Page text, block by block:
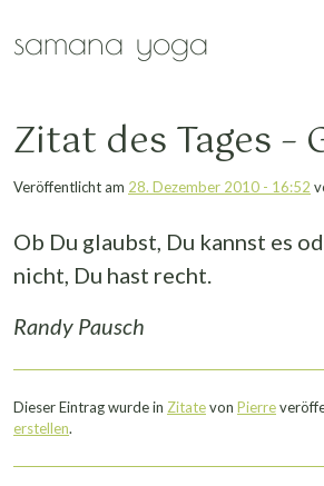
samana yoga
Zitat des Tages –
Veröffentlicht am 28. Dezember 2010 - 16:52
Ob Du glaubst, Du kannst es
nicht, Du hast recht.
Randy Pausch
Dieser Eintrag wurde in Zitatevon Pierre
erstellen.